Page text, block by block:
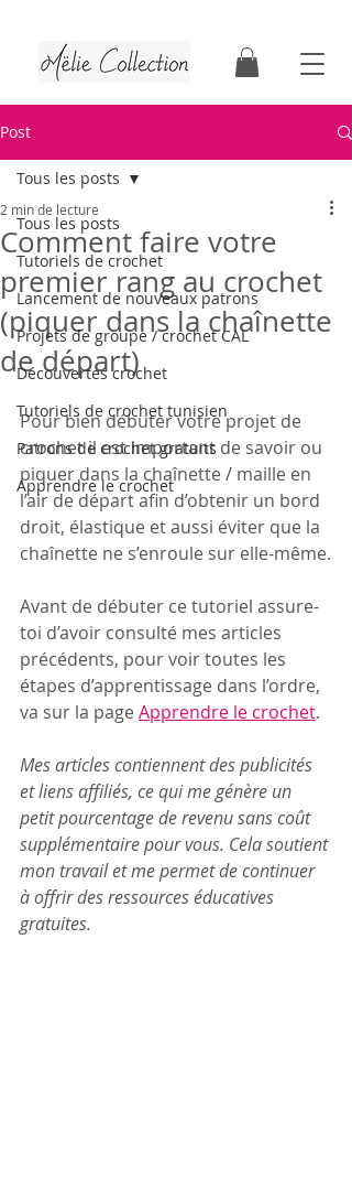
Post
Tous les posts
Tutoriels de crochet
Lancement de nouveaux patrons
Projets de groupe / crochet CAL
Découvertes crochet
Tutoriels de crochet tunisien
Patrons de crochet gratuits
Apprendre le crochet
Tous les posts
Comment faire votre
premier rang au crochet
(piquer dans la chaînette
de départ)
2 min de lecture
Pour bien débuter votre projet de
crochet il est important de savoir ou
piquer dans la chaînette / maille en
l’air de départ afin d’obtenir un bord
droit, élastique et aussi éviter que la
chaînette ne s’enroule sur elle-même.
Avant de débuter ce tutoriel assure-
toi d’avoir consulté mes articles
précédents, pour voir toutes les
étapes d’apprentissage dans l’ordre,
va sur la page Apprendre le crochet.
Mes articles contiennent des publicités
et liens affiliés, ce qui me génère un
petit pourcentage de revenu sans coût
supplémentaire pour vous. Cela soutient
mon travail et me permet de continuer
à offrir des ressources éducatives
gratuites.